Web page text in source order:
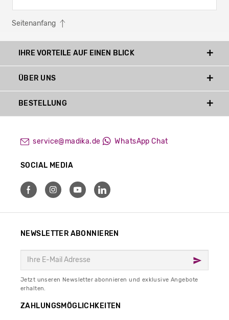
Seitenanfang
IHRE VORTEILE AUF EINEN BLICK
service@madika.de WhatsApp Chat
SOCIAL MEDIA
ÜBER UNS
BESTELLUNG
NEWSLETTER ABONNIEREN
Jetzt unseren Newsletter abonnieren und exklusive Angebote
erhalten.
ZAHLUNGSMÖGLICHKEITEN